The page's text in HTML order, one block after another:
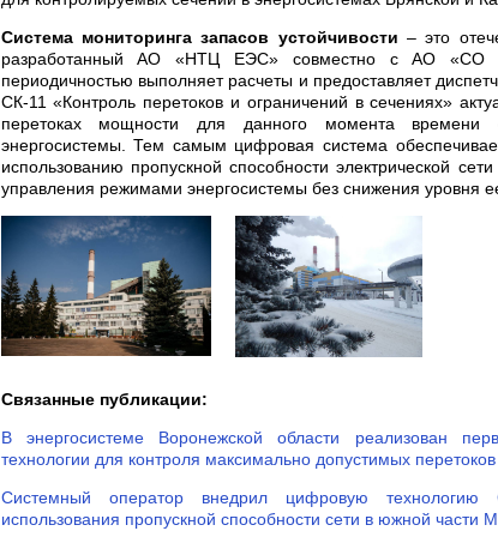
Система мониторинга запасов устойчивости – это
разработанный АО «НТЦ ЕЭС» совместно с АО «СО
периодичностью выполняет расчеты и предоставляет
СК-11 «Контроль перетоков и ограничений в сечениях»
перетоках мощности для данного момента времени
энергосистемы. Тем самым цифровая система
использованию пропускной способности электрической
управления режимами энергосистемы без снижения уровня
Связанные публикации:
В энергосистеме Воронежской области реализован
технологии для контроля максимально допустимых
Системный оператор внедрил цифровую
использования пропускной способности сети в южной части